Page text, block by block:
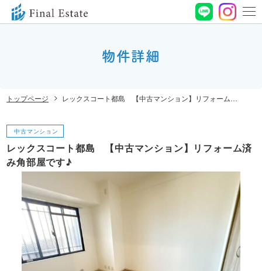
19:00 定休⽇ ⽔曜⽇
お問い合わせ
物件詳細
トップページ レックスコート都島 【中古マンション】リフォーム済み角部屋です♪
中古マンション
レックスコート都島 【中古マンション】リフォーム済
み角部屋です♪